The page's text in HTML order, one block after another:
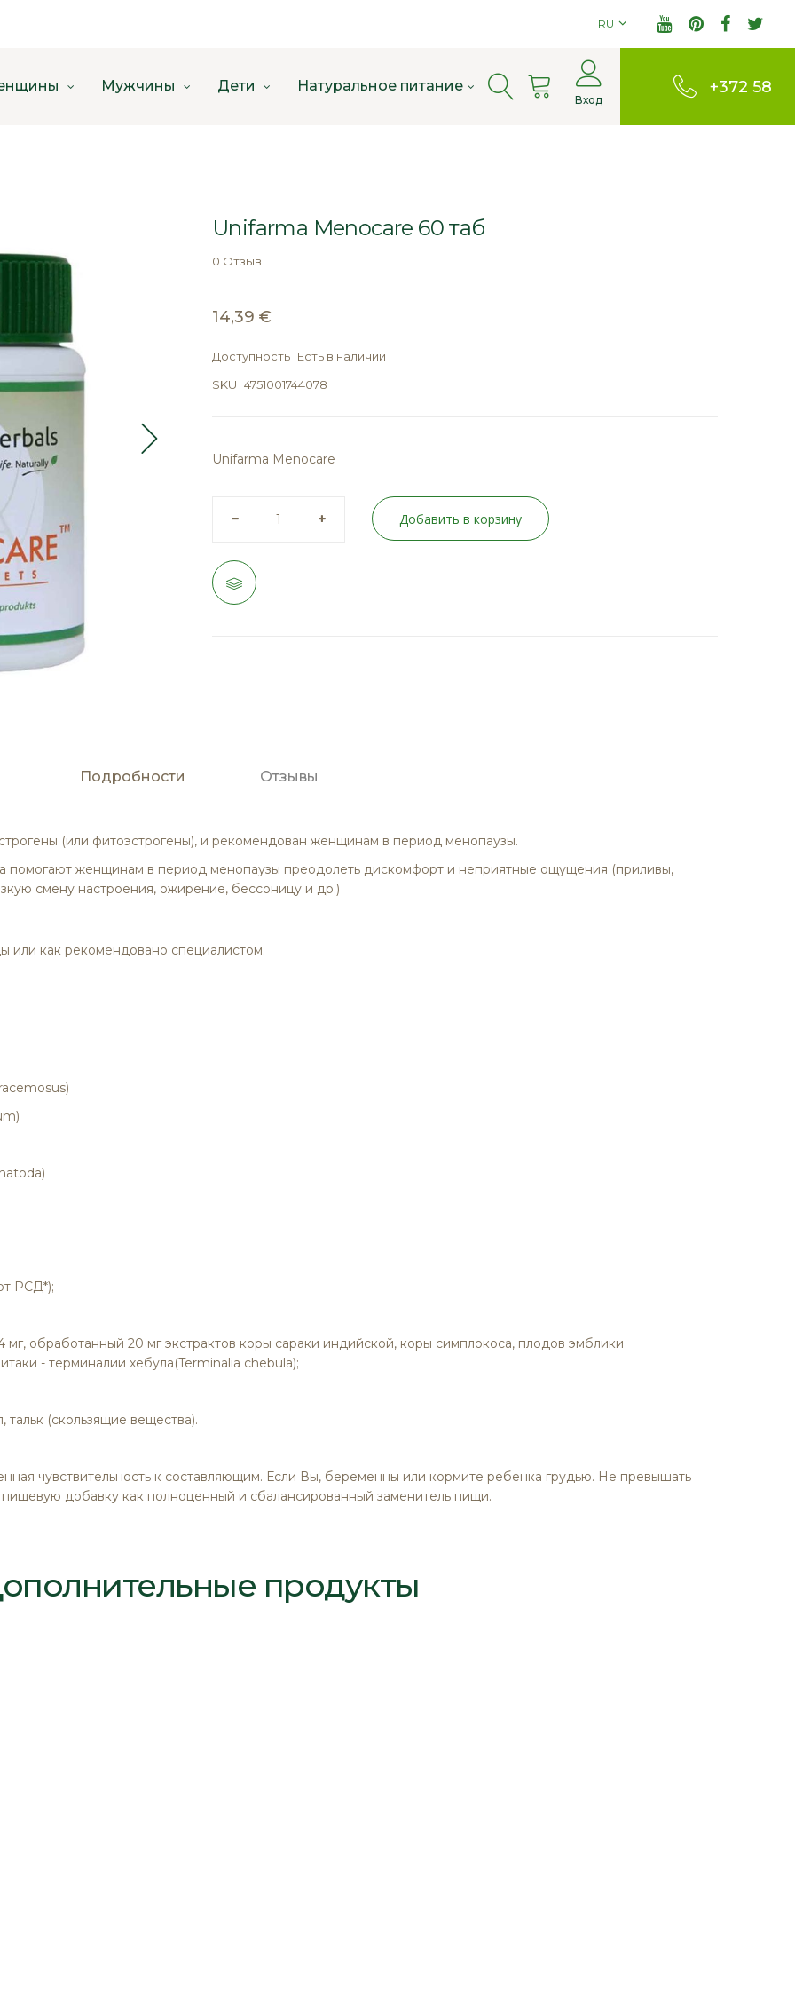
RU
Мужчины Дети Натуральное питание Cart
Вход
+372 58
Unifarma Menocare 60 таб
0 Отзыв
14,39 €
Доступность Есть в наличии
SKU 4751001744078
Unifarma Menocare
Добавить в корзину
Подробности
(или фитоэстрогены), и рекомендован женщинам в период менопаузы.
помогают женщинам в период менопаузы преодолеть дискомфорт и неприятные ощущения (приливы,
смену настроения, ожирение, бессоницу и др.)
или как рекомендовано специалистом.
РСД*);
обработанный 20 мг экстрактов коры сараки индийской, коры симплокоса, плодов эмблики
- терминалии хебула(Terminalia chebula);
тальк (скользящие вещества).
чувствительность к составляющим. Если Вы, беременны или кормите ребенка грудью. Не превышать
добавку как полноценный и сбалансированный заменитель пищи.
Отзывы
продукты